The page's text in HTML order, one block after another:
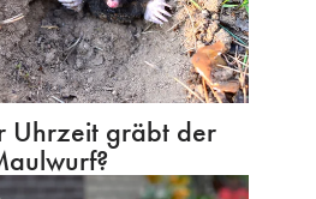
Uhrzeit gräbt der